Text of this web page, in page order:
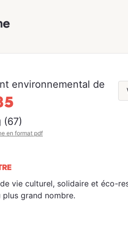
environnemental de
(67)
en format pdf
vie culturel, solidaire et éco-
plus grand nombre.